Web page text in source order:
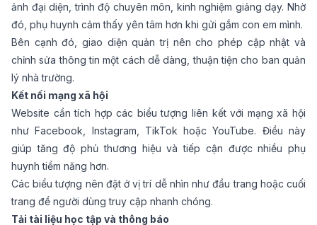
ảnh đại diện, trình độ chuyên môn, kinh nghiệm giảng dạy. Nhờ
đó, phụ huynh cảm thấy yên tâm hơn khi gửi gắm con em mình.
Bên cạnh đó, giao diện quản trị nên cho phép cập nhật và
chỉnh sửa thông tin một cách dễ dàng, thuận tiện cho ban quản
lý nhà trường.
Kết nối mạng xã hội
Website cần tích hợp các biểu tượng liên kết với mạng xã hội
như Facebook, Instagram, TikTok hoặc YouTube. Điều này
giúp tăng độ phủ thương hiệu và tiếp cận được nhiều phụ
huynh tiềm năng hơn.
Các biểu tượng nên đặt ở vị trí dễ nhìn như đầu trang hoặc cuối
trang để người dùng truy cập nhanh chóng.
Tải tài liệu học tập và thông báo